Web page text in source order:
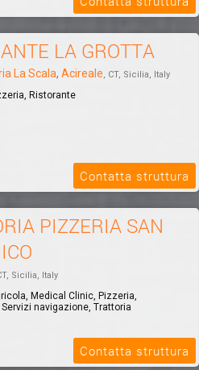
LA GROTTA
La Scala, Acireale, CT, Sicilia, Italy
Ristorante
Contatta struttura
PIZZERIA SAN
Sicilia, Italy
Medical Clinic, Pizzeria,
navigazione, Trattoria
Contatta struttura